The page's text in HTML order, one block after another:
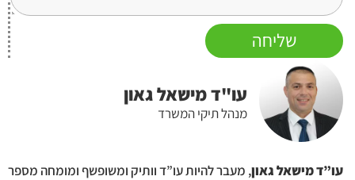
שליחה
עו"ד מישאל גאון
מנהל תיקי המשרד
עו”ד מישאל גאון, מעבר להיות עו”ד וותיק ומשופשף ומומחה מספר